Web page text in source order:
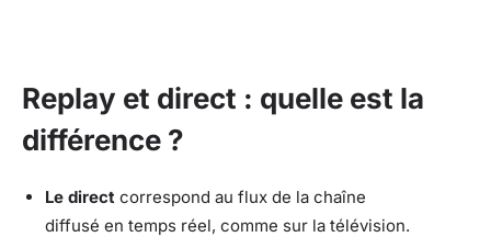
Replay et direct : quelle est la
différence ?
Le direct correspond au flux de la chaîne
diffusé en temps réel, comme sur la télévision.